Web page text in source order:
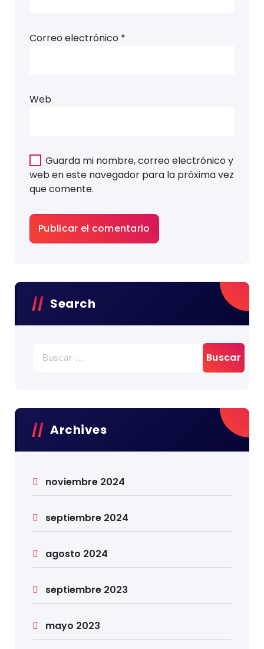
Correo electrónico *
Web
Guarda mi nombre, correo electrónico y
web en este navegador para la próxima vez
que comente.
Search
Archives
noviembre 2024
septiembre 2024
agosto 2024
septiembre 2023
mayo 2023